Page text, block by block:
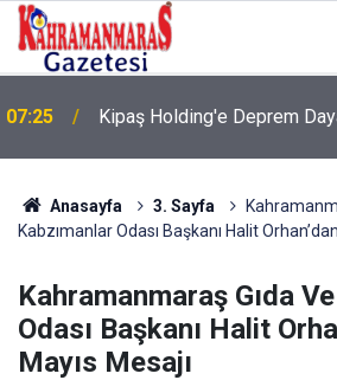
07:19
Deprem Sonrası
Anasayfa 3. Sayfa
Kabzımanlar Odası Başkanı Halit
Kahramanmaraş Gıda
Odası Başkanı Halit
Mayıs Mesajı